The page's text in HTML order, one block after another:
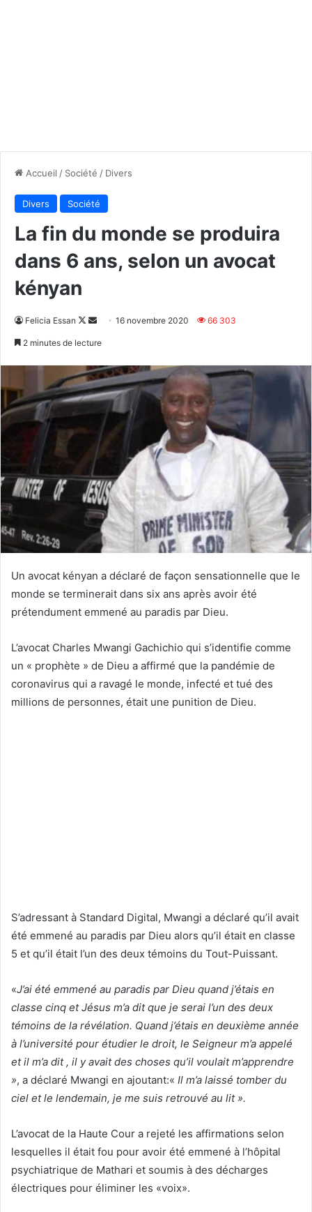
Accueil / Société / Divers
Divers Société
La fin du monde se produira
dans 6 ans, selon un avocat
kényan
Felicia Essan
Follow
Envoyer16 novembre 2020 66 303
2 minutes de lecture
Un avocat kényan a déclaré de façon sensationnelle que le
monde se terminerait dans six ans après avoir été
prétendument emmené au paradis par Dieu.
L’avocat Charles Mwangi Gachichio qui s’identifie comme
un « prophète » de Dieu a affirmé que la pandémie de
coronavirus qui a ravagé le monde, infecté et tué des
millions de personnes, était une punition de Dieu.
S’adressant à Standard Digital, Mwangi a déclaré qu’il avait
été emmené au paradis par Dieu alors qu’il était en classe
5 et qu’il était l’un des deux témoins du Tout-Puissant.
«J’ai été emmené au paradis par Dieu quand j’étais en
classe cinq et Jésus m’a dit que je serai l’un des deux
témoins de la révélation. Quand j’étais en deuxième année
à l’université pour étudier le droit, le Seigneur m’a appelé
et il m’a dit , il y avait des choses qu’il voulait m’apprendre
», a déclaré Mwangi en ajoutant:« Il m’a laissé tomber du
ciel et le lendemain, je me suis retrouvé au lit ».
L’avocat de la Haute Cour a rejeté les affirmations selon
lesquelles il était fou pour avoir été emmené à l’hôpital
psychiatrique de Mathari et soumis à des décharges
électriques pour éliminer les «voix».